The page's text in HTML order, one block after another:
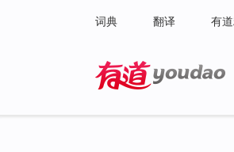
词典 翻译 有